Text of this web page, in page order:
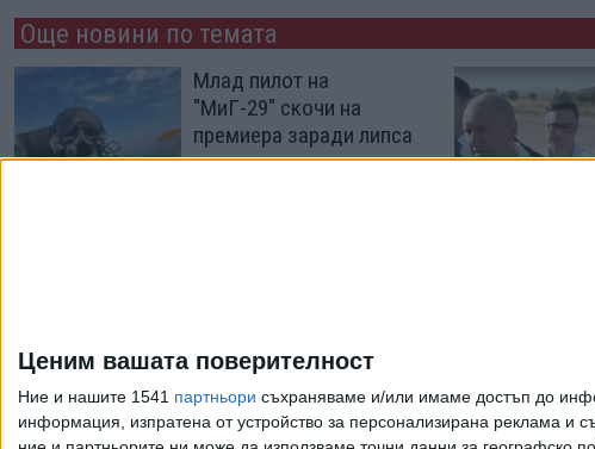
Ценим вашата поверителност
Ние и нашите 1541 партньори съхраняваме и/или имаме достъп до
информация, изпратена от устройство за персонализирана реклама и
Още новини по темата
Млад пилот на
"МиГ-29" скочи на
премиера заради липса
на пари и полети